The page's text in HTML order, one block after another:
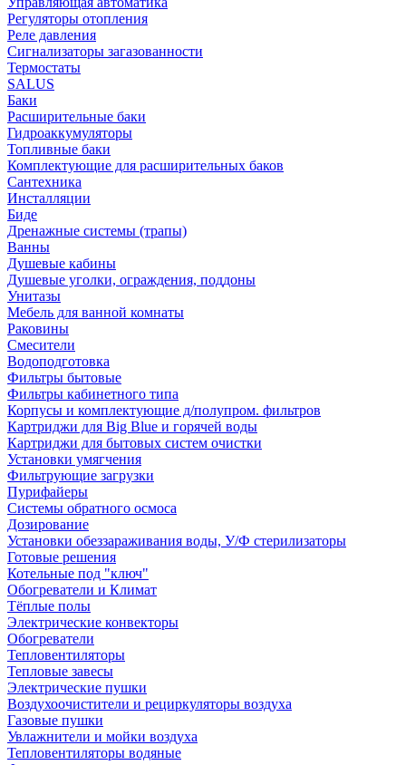
Регуляторы отопления
Реле давления
Сигнализаторы загазованности
Термостаты
SALUS
Баки
Расширительные баки
Гидроаккумуляторы
Топливные баки
Комплектующие для расширительных баков
Сантехника
Инсталляции
Биде
Дренажные системы (трапы)
Ванны
Душевые кабины
Душевые уголки, ограждения, поддоны
Унитазы
Мебель для ванной комнаты
Раковины
Смесители
Водоподготовка
Фильтры бытовые
Фильтры кабинетного типа
Корпусы и комплектующие д/полупром. фильтров
Картриджи для Big Blue и горячей воды
Картриджи для бытовых систем очистки
Установки умягчения
Фильтрующие загрузки
Пурифайеры
Системы обратного осмоса
Дозирование
Установки обеззараживания воды, У/Ф стерилизаторы
Готовые решения
Котельные под "ключ"
Обогреватели и Климат
Тёплые полы
Электрические конвекторы
Обогреватели
Тепловентиляторы
Тепловые завесы
Электрические пушки
Воздухоочистители и рециркуляторы воздуха
Газовые пушки
Увлажнители и мойки воздуха
Тепловентиляторы водяные